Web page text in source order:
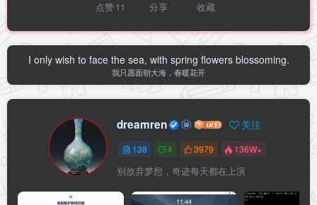
点赞11 分享 收藏
I only wish to face the sea, with spring flowers blossoming.
我只愿面朝大海，春暖花开
dreamren 关注
138 4 3979 136W+
别放弃梦想，奇迹每天都在上演